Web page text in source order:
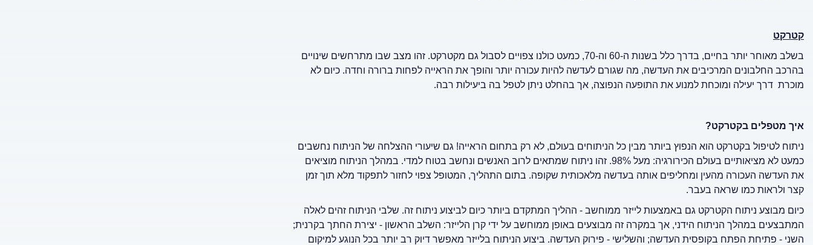
קטרקט
בשלב מאוחר יותר בחיים, בדרך כלל בשנות ה-60 וה-70, כמעט כולנו צפויים לסבול גם מקטרקט. זהו מצב שבו מתרחשים שינויים
בהרכב החלבונים המרכיבים את העדשה, מה שגורם לעדשה להיות עכורה יותר והופך את הראייה לפחות ברורה וחדה. כיום לא
מוכרת דרך יעילה ומוכחת למנוע את התופעה הנפוצה, אך בהחלט ניתן לטפל בה ביעילות רבה.
איך מטפלים בקטרקט?
ניתוח לטיפול בקטרקט הוא הנפוץ ביותר מבין כל הניתוחים בעולם, לא רק בתחום הראייה! גם שיעורי ההצלחה של הניתוח נחשבים
כמעט לא מציאותיים בעולם הכירורגיה: מעל 98%. זהו ניתוח שמתאים לרוב האנשים ונחשב בטוח למדי. במהלך הניתוח מוציאים
את העדשה העכורה מהעין ומחליפים אותה בעדשה מלאכותית שקופה. בתום התהליך, המטופל צפוי לחזור לתפקוד מלא תוך זמן
קצר ולראות כמו שראה בעבר.
כיום מבוצע ניתוח הקטרקט גם באמצעות לייזר ממוחשב - ההליך המתקדם ביותר כיום לביצוע ניתוח זה. שלבי הניתוח זהים לאלה
המתבצעים במהלך הניתוח הידני, אך במקרה זה מבוצעים באופן ממוחשב על ידי קרן הלייזר: השלב הראשון - יצירת החתך בקרנית;
השני - פתיחת הפתח בקופסית העדשה; והשלישי - פירוק העדשה. ביצוע הניתוח בלייזר מאפשר דיוק רב יותר בכל הנוגע למיקום